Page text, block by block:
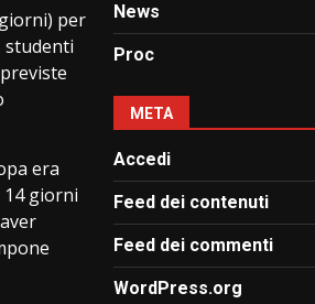
per
studenti
era
14 giorni
News
Proc
META
Accedi
Feed dei contenuti
Feed dei commenti
WordPress.org